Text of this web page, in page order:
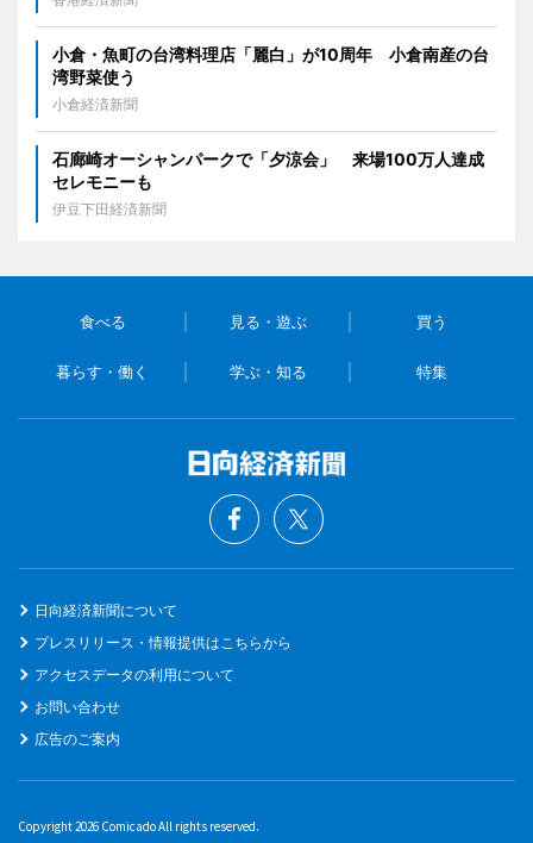
小倉・魚町の台湾料理店「麗白」が10周年 小倉南産の台
湾野菜使う
小倉経済新聞
石廊崎オーシャンパークで「夕涼会」 来場100万人達成
セレモニーも
伊豆下田経済新聞
食べる 見る・遊ぶ 買う
暮らす・働く 学ぶ・知る 特集
日向経済新聞について
プレスリリース・情報提供はこちらから
アクセスデータの利用について
お問い合わせ
広告のご案内
Copyright 2026 Comicado All rights reserved.